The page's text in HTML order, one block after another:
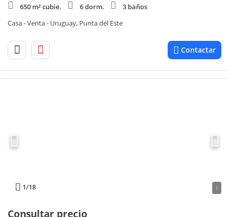
650 m² cubie.
6 dorm.
3 baños
Casa - Venta - Uruguay, Punta del Este
Contactar
1/18 1
Consultar precio